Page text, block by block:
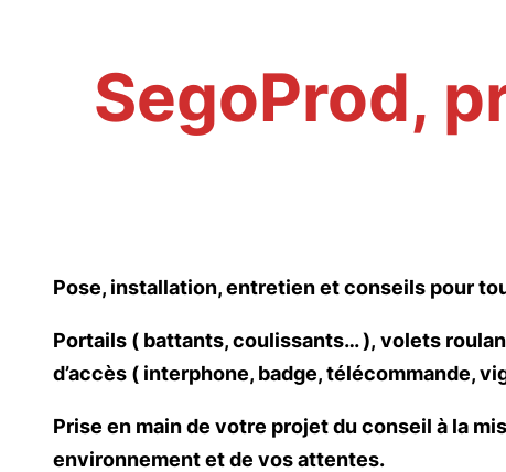
SegoProd,
Pose, installation, entretien et conseils pour
Portails ( battants, coulissants… ), volets
d’accès ( interphone, badge, télécommande,
Prise en main de votre projet du conseil à la
environnement et de vos attentes.